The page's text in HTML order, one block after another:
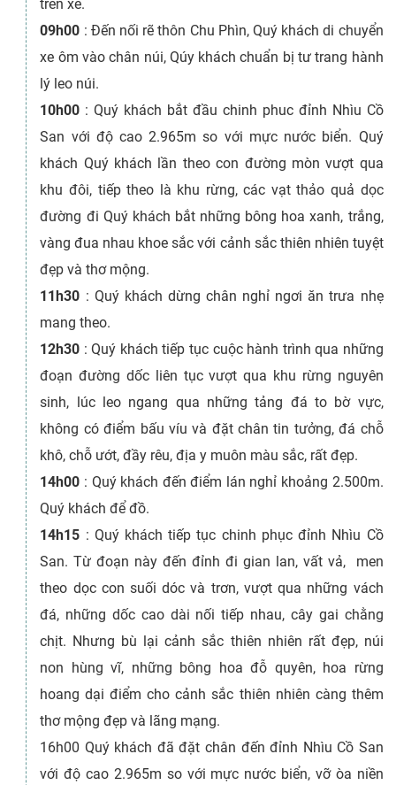
trên xe.
09h00 : Đến nối rẽ thôn Chu Phìn, Quý khách di chuyển
xe ôm vào chân núi, Qúy khách chuẩn bị tư trang hành
lý leo núi.
10h00 : Quý khách bắt đầu chinh phuc đỉnh Nhìu Cồ
San với độ cao 2.965m so với mực nước biển. Quý
khách Quý khách lần theo con đường mòn vượt qua
khu đôi, tiếp theo là khu rừng, các vạt thảo quả dọc
đường đi Quý khách bắt những bông hoa xanh, trắng,
vàng đua nhau khoe sắc với cảnh sắc thiên nhiên tuyệt
đẹp và thơ mộng.
11h30 : Quý khách dừng chân nghỉ ngơi ăn trưa nhẹ
mang theo.
12h30 : Quý khách tiếp tục cuộc hành trình qua những
đoạn đường dốc liên tục vượt qua khu rừng nguyên
sinh, lúc leo ngang qua những tảng đá to bờ vực,
không có điểm bấu víu và đặt chân tin tưởng, đá chỗ
khô, chỗ ướt, đầy rêu, địa y muôn màu sắc, rất đẹp.
14h00 : Quý khách đến điểm lán nghỉ khoảng 2.500m.
Quý khách để đồ.
14h15 : Quý khách tiếp tục chinh phục đỉnh Nhìu Cồ
San. Từ đoạn này đến đỉnh đi gian lan, vất vả, men
theo dọc con suối dóc và trơn, vượt qua những vách
đá, những dốc cao dài nối tiếp nhau, cây gai chằng
chịt. Nhưng bù lại cảnh sắc thiên nhiên rất đẹp, núi
non hùng vĩ, những bông hoa đỗ quyên, hoa rừng
hoang dại điểm cho cảnh sắc thiên nhiên càng thêm
thơ mộng đẹp và lãng mạng.
16h00 Quý khách đã đặt chân đến đỉnh Nhìu Cồ San
với độ cao 2.965m so với mực nước biển, vỡ òa niền